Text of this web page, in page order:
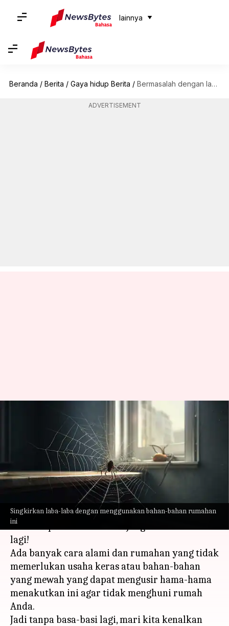
lainnya
Beranda / Berita / Gaya hidup Berita / Bermasalah dengan laba-laba? Bahan-bahan rumahan ini dapat mengusir mereka
ADVERTISEMENT
Singkirkan laba-laba dengan menggunakan bahan-bahan rumahan
ini
Bermasalah dengan laba-laba?
Bahan-bahan rumahan ini
dapat mengusir mereka
Taufiq Al Jufri Jun 16, 2023 11:57 am
Lelah membersihkan sarang dan mengusir laba-
laba tetapi tidak berhasil? Jangan khawatir
lagi!
Ada banyak cara alami dan rumahan yang tidak
memerlukan usaha keras atau bahan-bahan
yang mewah yang dapat mengusir hama-hama
menakutkan ini agar tidak menghuni rumah
Anda.
Jadi tanpa basa-basi lagi, mari kita kenalkan